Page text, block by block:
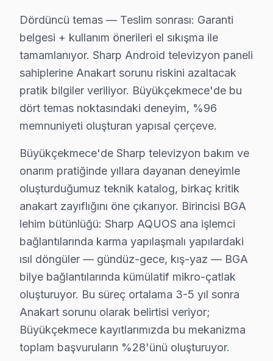
Büyükçekmece Sharp servis - TV Tamiri
Büyükçekmece'da Sharp LED TV ömrü genellikle 8-
İlk 3 yıl: çoğunlukla yazılım ve bağlantı sorunları.
Her aşamada Fabrika Servis — Büyükçekmece Gölü
Şeffaf Fiyatlandırma ve Müşteri Memnuniyeti
Ücretsiz Arıza Tespiti: Büyükçekmece'de arıza
Şeffaf Fiyat Teklifi: Hangi bileşenlerin değişeceğini,
Garantili Servis Avantajı: 6 ay-2 yıl garanti ile aynı
» Basit arızalarda aynı gün servis tamamlanır.
Büyükçekmece × Sharp: Yerel İçerik ve
10 yıllık Büyükçekmece servis arşivi, Sharp akıllı
Güncel tablo şu: aylık 67 başvurunun %31'i AQUOS
Memnuniyet verisi yıllar içinde bir iyileşme hikayesi
Büyükçekmece'de bu marka onarım maliyetini
İkinci faktör — Arıza derinliği: Yüzeysel LED bar
Dördüncü temas — Teslim sonrası: Garanti
belgesi + kullanım önerileri el sıkışma ile
tamamlanıyor. Sharp Android televizyon paneli
sahiplerine Anakart sorunu riskini azaltacak
pratik bilgiler veriliyor. Büyükçekmece'de bu
dört temas noktasındaki deneyim, %96
memnuniyeti oluşturan yapısal çerçeve.
Büyükçekmece'de Sharp televizyon bakım ve
onarım pratiğinde yıllara dayanan deneyimle
oluşturduğumuz teknik katalog, birkaç kritik
anakart zayıflığını öne çıkarıyor. Birincisi BGA
lehim bütünlüğü: Sharp AQUOS ana işlemci
bağlantılarında karma yapılaşmalı yapılardaki
ısıl döngüler — gündüz-gece, kış-yaz — BGA
bilye bağlantılarında kümülatif mikro-çatlak
oluşturuyor. Bu süreç ortalama 3-5 yıl sonra
Anakart sorunu olarak belirtisi veriyor;
Büyükçekmece kayıtlarımızda bu mekanizma
toplam başvuruların %28'ünü oluşturuyor.